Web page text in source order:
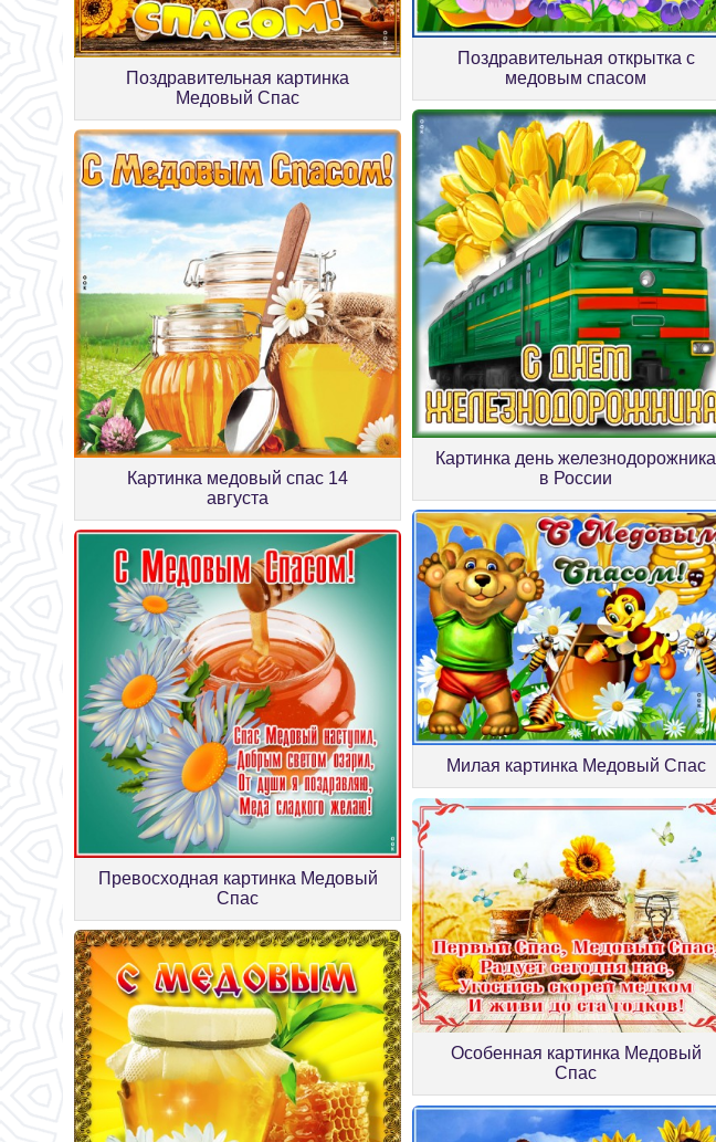
Поздравительная картинка
Медовый Спас
Поздравительная открытка с
медовым спасом
Картинка медовый спас 14
августа
Картинка день железнодорожника
в России
Превосходная картинка Медовый
Спас
Милая картинка Медовый Спас
Особенная картинка Медовый
Спас